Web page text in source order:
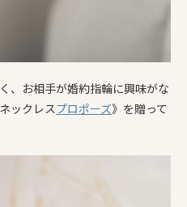
、お相手が婚約指輪に興味がな
ックレスプロポーズ》を贈って